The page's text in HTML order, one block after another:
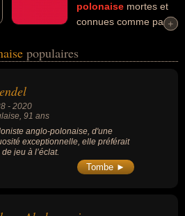
polonaise mortes et
connues comme par
(de sexe féminin) peuvent avoir
ou de la littérature. Ces
avoir été musicienne, violoniste,
En ce qui concerne leurs
morts, ils peuvent avoir été
+
+
populaires
- 2020
, 91 ans
anglo-polonaise, d'une
exceptionnelle, elle préférait
jeu à l’éclat.
Tombe ►